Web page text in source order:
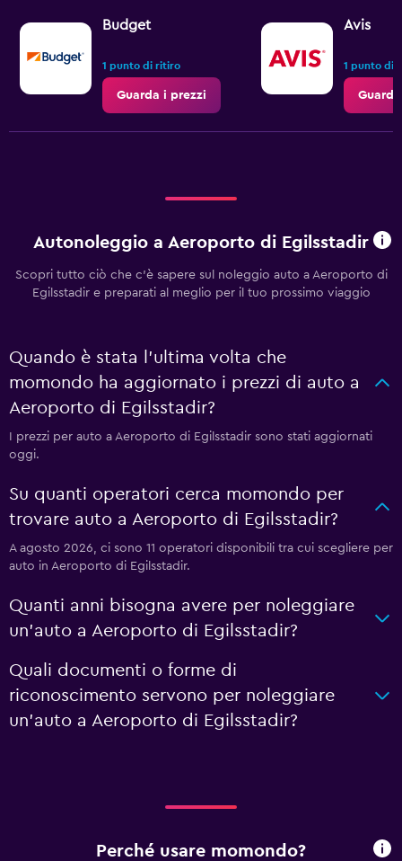
Budget
1 punto di ritiro
Guarda i prezzi
Avis
1 punto di
Autonoleggio a Aeroporto di Egilsstadir
Scopri tutto ciò che c'è sapere sul noleggio auto a Aeroporto di
Egilsstadir e preparati al meglio per il tuo prossimo viaggio
Quando è stata l'ultima volta che
momondo ha aggiornato i prezzi di auto a
Aeroporto di Egilsstadir?
I prezzi per auto a Aeroporto di Egilsstadir sono stati aggiornati
oggi.
Su quanti operatori cerca momondo per
trovare auto a Aeroporto di Egilsstadir?
A agosto 2026, ci sono 11 operatori disponibili tra cui scegliere per
auto in Aeroporto di Egilsstadir.
Quanti anni bisogna avere per noleggiare
un'auto a Aeroporto di Egilsstadir?
Quali documenti o forme di
riconoscimento servono per noleggiare
un'auto a Aeroporto di Egilsstadir?
Perché usare momondo?